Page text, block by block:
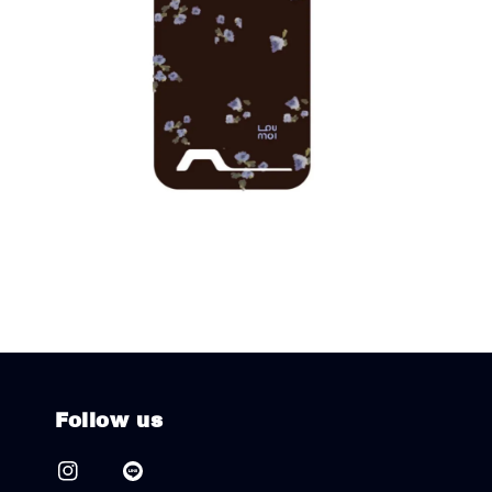
Follow us